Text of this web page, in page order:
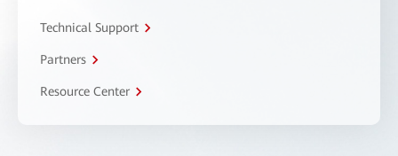
Technical Support
Partners
Resource Center